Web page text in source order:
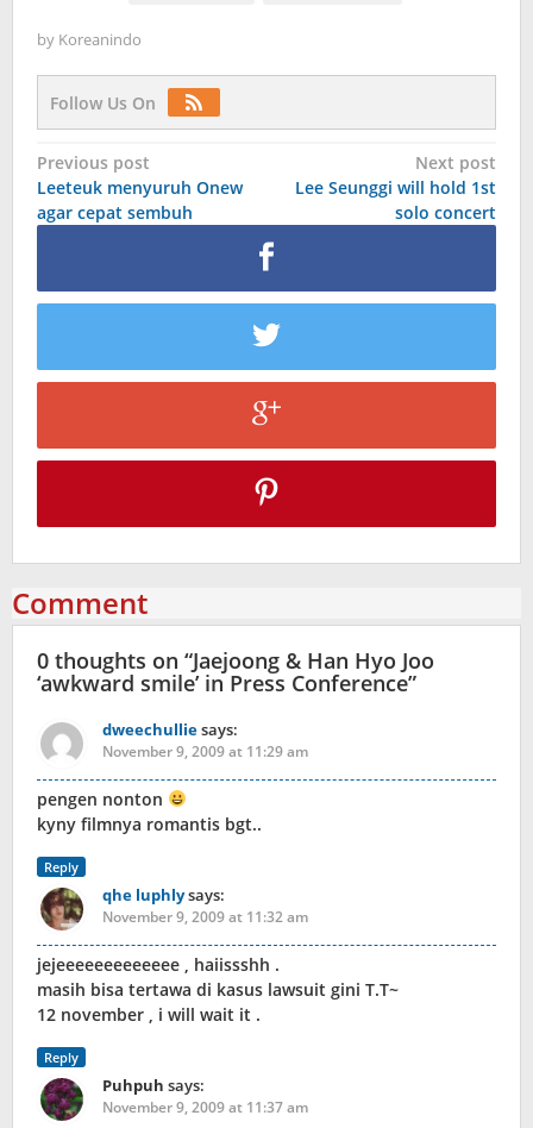
by Koreanindo
Follow Us On
Post
navigation
Previous post
Leeteuk menyuruh Onew
agar cepat sembuh
Next post
Lee Seunggi will hold 1st
solo concert
Comment
0 thoughts on “Jaejoong & Han Hyo Joo
‘awkward smile’ in Press Conference”
dweechulliesays:
November 9, 2009 at 11:29 am
pengen nonton
kyny filmnya romantis bgt..
Reply
qhe luphlysays:
November 9, 2009 at 11:32 am
jejeeeeeeeeeeeee , haiissshh .
masih bisa tertawa di kasus lawsuit gini T.T~
12 november , i will wait it .
Reply
Puhpuh says:
November 9, 2009 at 11:37 am